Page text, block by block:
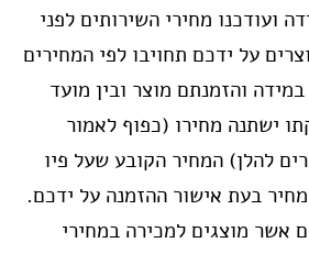
ועודכנו מחירי השירותים לפני
על ידכם תחויבו לפי המחירים
והזמנתם מוצר ובין מועד
ישתנה מחירו (כפוף לאמור
להלן) המחיר הקובע שעל פיו
בעת אישור ההזמנה על ידכם.
אשר מוצגים למכירה במחירי